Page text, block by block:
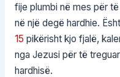
fije plumbi në mes për
në një degë hardhie.
15 pikërisht kjo fjalë,
nga Jezusi për të
hardhisë.